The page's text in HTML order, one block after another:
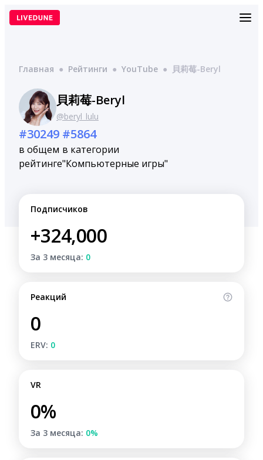
Перейти
Главная ● Рейтинги ● YouTube ● 貝莉莓-Beryl
貝莉莓-Beryl
@beryl_lulu
#30249
в общем
рейтинге
#5864
в категории
"Компьютерные игры"
Подписчиков
+324,000
За 3 месяца: 0
Реакций
0
ERV: 0
VR
0%
За 3 месяца: 0%